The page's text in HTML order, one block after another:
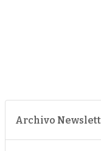
Archivo